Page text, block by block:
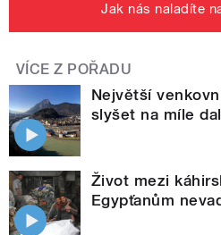
Jak nás naladíte
VÍCE Z POŘADU
Největší
slyšet na míle
Život mezi
Egypťanům